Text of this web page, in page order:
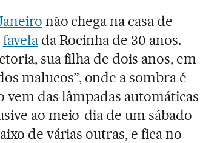
não chega na casa de
favelada Rocinha de 30 anos.
sua filha de dois anos, em
malucos”, onde a sombra é
das lâmpadas automáticas
ao meio-dia de um sábado
de várias outras, e fica no